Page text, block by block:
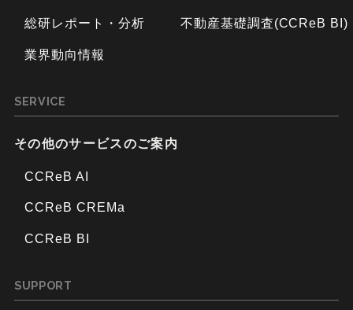
総研レポート・分析
業界動向情報
不動産基礎調査(CCReB BI)
SERVICE
その他のサービスのご案内
CCReB AI
CCReB CREMa
CCReB BI
SUPPORT